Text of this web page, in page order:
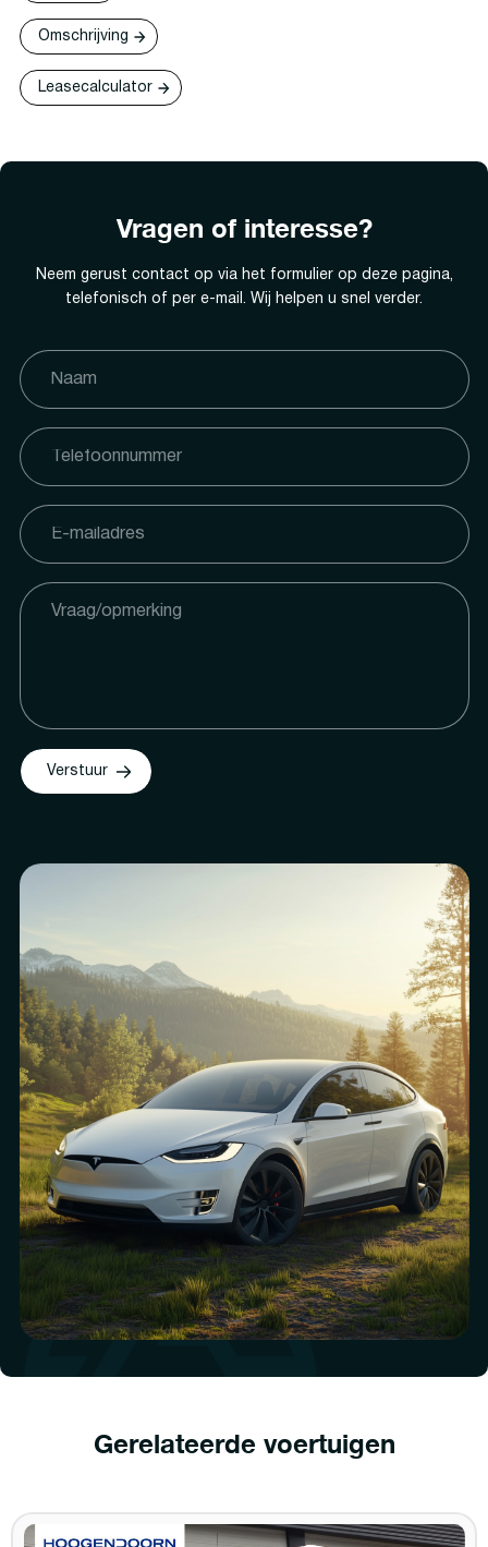
Omschrijving
Leasecalculator
Vragen of interesse?
Neem gerust contact op via het formulier op deze pagina,
telefonisch of per e-mail. Wij helpen u snel verder.
Verstuur
Gerelateerde voertuigen